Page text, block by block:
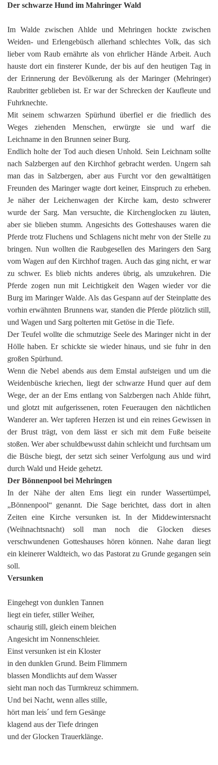
Der schwarze Hund im Mahringer Wald
Im Walde zwischen Ahlde und Mehringen hockte zwischen
Weiden- und Erlengebüsch allerhand schlechtes Volk, das sich
lieber vom Raub ernährte als von ehrlicher Hände Arbeit. Auch
hauste dort ein finsterer Kunde, der bis auf den heutigen Tag in
der Erinnerung der Bevölkerung als der Maringer (Mehringer)
Raubritter geblieben ist. Er war der Schrecken der Kaufleute und
Fuhrknechte.
Mit seinem schwarzen Spürhund überfiel er die friedlich des
Weges ziehenden Menschen, erwürgte sie und warf die
Leichname in den Brunnen seiner Burg.
Endlich holte der Tod auch diesen Unhold. Sein Leichnam sollte
nach Salzbergen auf den Kirchhof gebracht werden. Ungern sah
man das in Salzbergen, aber aus Furcht vor den gewalttätigen
Freunden des Maringer wagte dort keiner, Einspruch zu erheben.
Je näher der Leichenwagen der Kirche kam, desto schwerer
wurde der Sarg. Man versuchte, die Kirchenglocken zu läuten,
aber sie blieben stumm. Angesichts des Gotteshauses waren die
Pferde trotz Fluchens und Schlagens nicht mehr von der Stelle zu
bringen. Nun wollten die Raubgesellen des Maringers den Sarg
vom Wagen auf den Kirchhof tragen. Auch das ging nicht, er war
zu schwer. Es blieb nichts anderes übrig, als umzukehren. Die
Pferde zogen nun mit Leichtigkeit den Wagen wieder vor die
Burg im Maringer Walde. Als das Gespann auf der Steinplatte des
vorhin erwähnten Brunnens war, standen die Pferde plötzlich still,
und Wagen und Sarg polterten mit Getöse in die Tiefe.
Der Teufel wollte die schmutzige Seele des Maringer nicht in der
Hölle haben. Er schickte sie wieder hinaus, und sie fuhr in den
großen Spürhund.
Wenn die Nebel abends aus dem Emstal aufsteigen und um die
Weidenbüsche kriechen, liegt der schwarze Hund quer auf dem
Wege, der an der Ems entlang von Salzbergen nach Ahlde führt,
und glotzt mit aufgerissenen, roten Feueraugen den nächtlichen
Wanderer an. Wer tapferen Herzen ist und ein reines Gewissen in
der Brust trägt, von dem lässt er sich mit dem Fuße beiseite
stoßen. Wer aber schuldbewusst dahin schleicht und furchtsam um
die Büsche biegt, der setzt sich seiner Verfolgung aus und wird
durch Wald und Heide gehetzt.
Der Bönnenpool bei Mehringen
In der Nähe der alten Ems liegt ein runder Wassertümpel,
„Bönnenpool“ genannt. Die Sage berichtet, dass dort in alten
Zeiten eine Kirche versunken ist. In der Middewintersnacht
(Weihnachtsnacht) soll man noch die Glocken dieses
verschwundenen Gotteshauses hören können. Nahe daran liegt
ein kleinerer Waldteich, wo das Pastorat zu Grunde gegangen sein
soll.
Versunken
Eingehegt von dunklen Tannen
liegt ein tiefer, stiller Weiher,
schaurig still, gleich einem bleichen
Angesicht im Nonnenschleier.
Einst versunken ist ein Kloster
in den dunklen Grund. Beim Flimmern
blassen Mondlichts auf dem Wasser
sieht man noch das Turmkreuz schimmern.
Und bei Nacht, wenn alles stille,
hört man leis´ und fern Gesänge
klagend aus der Tiefe dringen
und der Glocken Trauerklänge.